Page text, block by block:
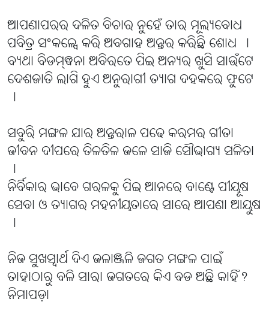
ଆପଣାପରର ଦଳିତ ବିଚାର ନୁହେଁ ତାର ମୂଲ୍ୟବୋଧ
ପବିତ୍ର ସଂକଳ୍ପେ କରି ଅବଗାହ ଅନ୍ତର କରିଛି ଶୋଧ ।
ବ୍ୟଥା ବିଡମ୍ଵନା ଅବିରତେ ପିଇ ଅନ୍ୟର ଖୁସି ସାଉଁଟେ
ଦେଶଜାତି ଲାଗି ହୁଏ ଅନୁରାଗୀ ତ୍ୟାଗ ଦହକରେ ଫୁଟେ
।
ସବୁରି ମଙ୍ଗଳ ଯାର ଅନ୍ତରାଳ ପଢେ କରମର ଗୀତା
ଜୀବନ ଦୀପରେ ତିଳତିଳ ଜଳେ ସାଜି ସୌଭାଗ୍ୟ ସଳିତା
।
ନିର୍ବିକାର ଭାବେ ଗରଳକୁ ପିଇ ଆନରେ ବାଣ୍ଟେ ପୀୟୂଷ
ସେବା ଓ ତ୍ୟାଗର ମହନୀୟତାରେ ସାରେ ଆପଣା ଆୟୁଷ
।
ନିଜ ସୁଖସ୍ୱାର୍ଥ ଦିଏ ଜଳାଞ୍ଜଳି ଜଗତ ମଙ୍ଗଳ ପାଇଁ
ତାହାଠାରୁ ବଳି ସାରା ଜଗତରେ କିଏ ବଡ ଅଛି କାହିଁ?
ନିମାପଡ଼ା